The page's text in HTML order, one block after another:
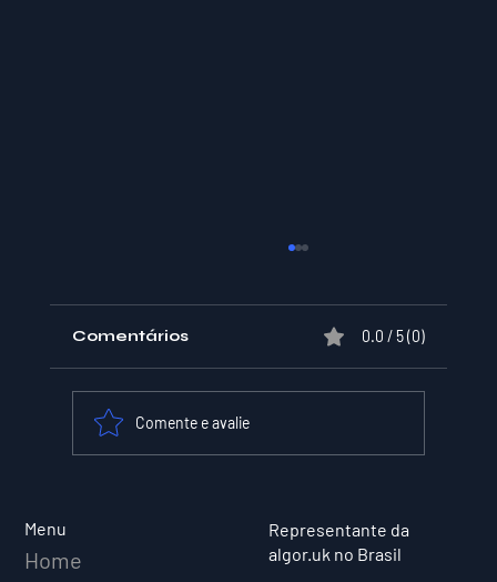
Comentários 0.0 / 5 (0)
Comente e avalie
Menu
Home
Representante da
algor.uk no Brasil